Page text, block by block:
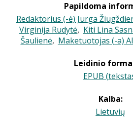
Papildoma
Redaktorius (-ė) Jurga
Virginija Rudytė, Kiti Lina
Šaulienė, Maketuotojas (-a)
Leidinio
EPUB
Kalba:
Lietuvių